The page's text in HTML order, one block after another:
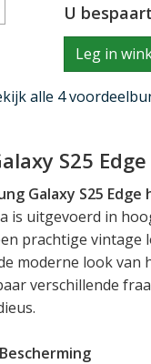
U
Leg in
alle 4
S25
Galaxy S25 Edge
is uitgevoerd in
prachtige vintage
moderne look van
verschillende